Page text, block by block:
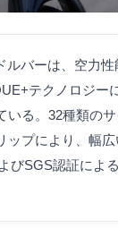
ルバーは、空力性
テクノロジー
いる。32種類の
ップにより、幅
びSGS認証によ